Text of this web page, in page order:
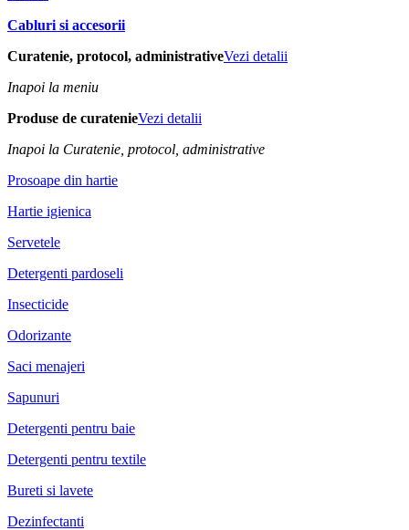
Cabluri si accesorii
Curatenie, protocol, administrativeVezi detalii
Inapoi la meniu
Produse de curatenieVezi detalii
Inapoi la Curatenie, protocol, administrative
Prosoape din hartie
Hartie igienica
Servetele
Detergenti pardoseli
Insecticide
Odorizante
Saci menajeri
Sapunuri
Detergenti pentru baie
Detergenti pentru textile
Bureti si lavete
Dezinfectanti